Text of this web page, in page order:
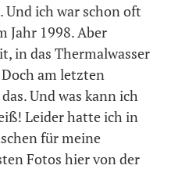
Und ich war schon oft
Jahr 1998. Aber
in das Thermalwasser
am letzten
Und was kann ich
Leider hatte ich in
für meine
Fotos hier von der